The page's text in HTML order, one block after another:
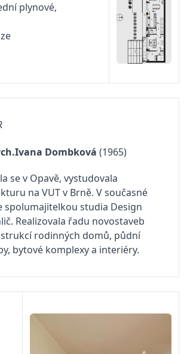
plynové,
Dombková (1965)
se v Opavě, vystudovala
na VUT v Brně. V současné
spolumajitelkou studia Design
Realizovala řadu novostaveb
rodinných domů, půdní
bytové komplexy a interiéry.